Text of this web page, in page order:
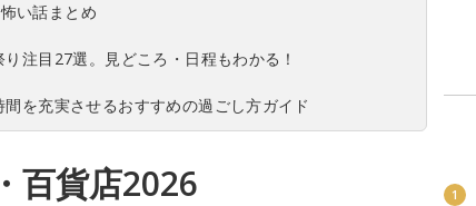
い話まとめ
注目27選。見どころ・日程もわかる！
を充実させるおすすめの過ごし方ガイド
百貨店2026 1